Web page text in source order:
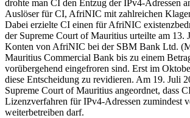
drohte man CI den Entzug der IPv4-Adressen
Auslöser für CI, AfriNIC mit zahlreichen
Dabei erzielte CI einen für AfriNIC
der Supreme Court of Mauritius urteilte am 13.
Konten von AfriNIC bei der SBM Bank Ltd.
Mauritius Commercial Bank bis zu einem
vorübergehend eingefroren sind. Erst im
diese Entscheidung zu revidieren. Am 19. Juli
Supreme Court of Mauritius angeordnet, dass
Lizenzverfahren für IPv4-Adressen zumindest
weiterbetreiben darf.